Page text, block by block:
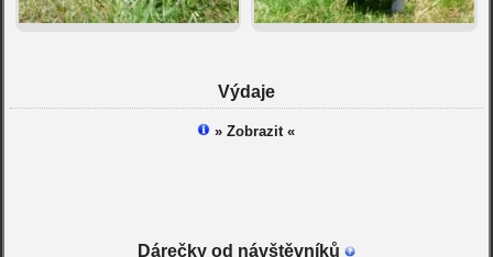
Výdaje
» Zobrazit «
Dárečky od návštěvníků